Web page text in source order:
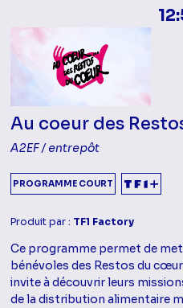
Au coeur des
A2EF / entrepôt
PROGRAMME COURT
Produit par : TF1 Factory
Ce programme permet de
bénévoles des Restos du
invite à découvrir leurs
de la distribution alimentaire